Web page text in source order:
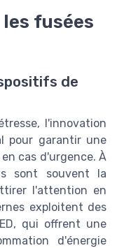
fusées
de
l'innovation
pour garantir une
cas d'urgence. À
sont souvent la
l'attention en
exploitent des
qui offrent une
d'énergie